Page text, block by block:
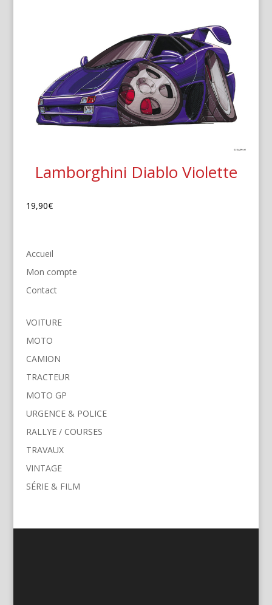
Lamborghini Diablo Violette
19,90€
Accueil
Mon compte
Contact
VOITURE
MOTO
CAMION
TRACTEUR
MOTO GP
URGENCE & POLICE
RALLYE / COURSES
TRAVAUX
VINTAGE
SÉRIE & FILM